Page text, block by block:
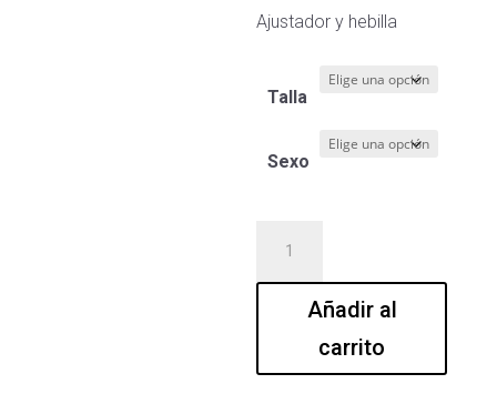
Ajustador y hebilla
Talla
Sexo
Añadir al
carrito